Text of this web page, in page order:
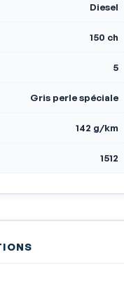
Diesel
150 ch
5
Gris perle spéciale
142 g/km
1512